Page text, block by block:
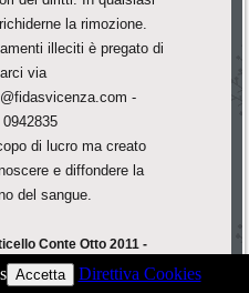
la rimozione.
illeciti è pregato di
via
-
di lucro ma creato
e diffondere la
del sangue.
Conte Otto 2011 -
Reserved.
Accetta Direttiva Cookies